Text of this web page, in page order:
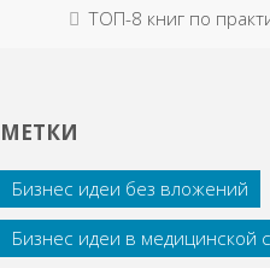
ТОП-8 книг по
МЕТКИ
Бизнес идеи без вложений
Бизнес идеи в медицинской